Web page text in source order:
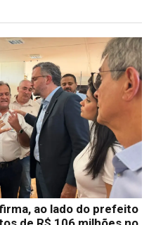
ao lado do prefeito